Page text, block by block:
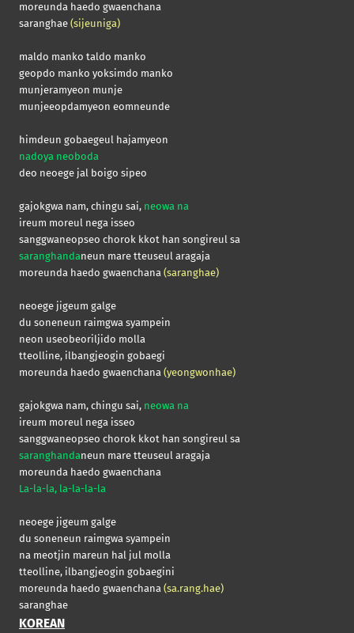
moreunda haedo gwaenchana
saranghae (sijeuniga)
maldo manko taldo manko
geopdo manko yoksimdo manko
munjeramyeon munje
munjeeopdamyeon eomneunde
himdeun gobaegeul hajamyeon
nadoya neoboda
deo neoege jal boigo sipeo
gajokgwa nam, chingu sai, neowa na
ireum moreul nega isseo
sanggwaneopseo chorok kkot han songireul sa
saranghandaneun mare tteuseul aragaja
moreunda haedo gwaenchana (saranghae)
neoege jigeum galge
du soneneun raimgwa syampein
neon useobeoriljido molla
tteolline, ilbangjeogin gobaegi
moreunda haedo gwaenchana (yeongwonhae)
gajokgwa nam, chingu sai, neowa na
ireum moreul nega isseo
sanggwaneopseo chorok kkot han songireul sa
saranghandaneun mare tteuseul aragaja
moreunda haedo gwaenchana
La-la-la, la-la-la-la
neoege jigeum galge
du soneneun raimgwa syampein
na meotjin mareun hal jul molla
tteolline, ilbangjeogin gobaegini
moreunda haedo gwaenchana (sa.rang.hae)
saranghae
KOREAN